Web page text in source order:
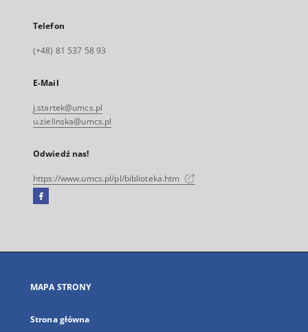
Telefon
(+48) 81 537 58 93
E-Mail
j.startek@umcs.pl
u.zielinska@umcs.pl
Odwiedź nas!
https://www.umcs.pl/pl/biblioteka.htm
Facebook
się
karcie
MAPA STRONY
Strona główna